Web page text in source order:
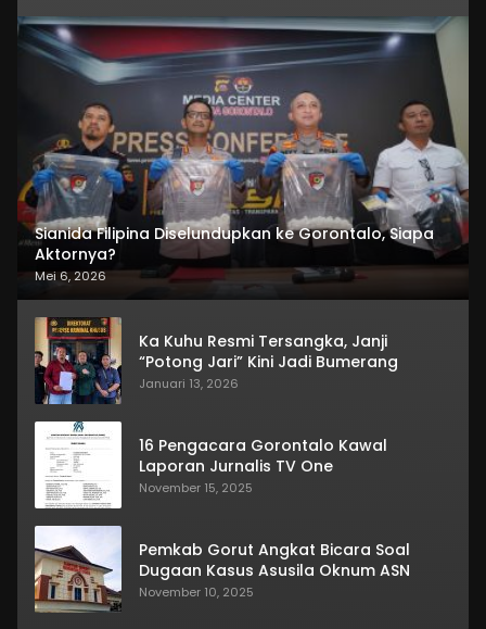
Sianida Filipina Diselundupkan ke Gorontalo, Siapa
Aktornya?
Mei 6, 2026
Ka Kuhu Resmi Tersangka, Janji
“Potong Jari” Kini Jadi Bumerang
Januari 13, 2026
16 Pengacara Gorontalo Kawal
Laporan Jurnalis TV One
November 15, 2025
Pemkab Gorut Angkat Bicara Soal
Dugaan Kasus Asusila Oknum ASN
November 10, 2025